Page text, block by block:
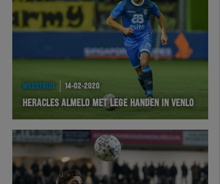
HERVOL
HEREXC
EXCHER
HERTEL
Natuurgras
WEDSTRIJD 14-02-2020
HERACLES ALMELO MET LEGE HANDEN IN VENLO